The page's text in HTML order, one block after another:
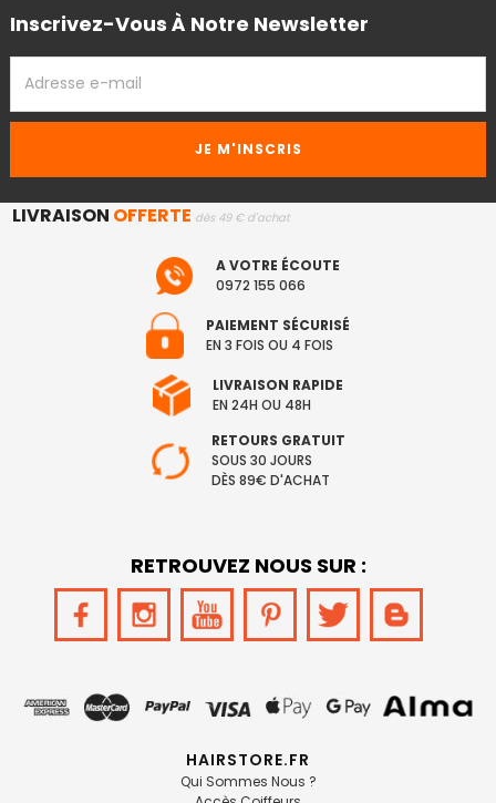
Inscrivez-Vous À Notre Newsletter
EMAIL
LIVRAISON OFFERTE dès 49 € d'achat
A VOTRE ÉCOUTE
0972 155 066
PAIEMENT SÉCURISÉ
EN 3 FOIS OU 4 FOIS
LIVRAISON RAPIDE
EN 24H OU 48H
RETOURS GRATUIT
SOUS 30 JOURS
DÈS 89€ D'ACHAT
RETROUVEZ NOUS SUR :
HAIRSTORE.FR
Qui Sommes Nous ?